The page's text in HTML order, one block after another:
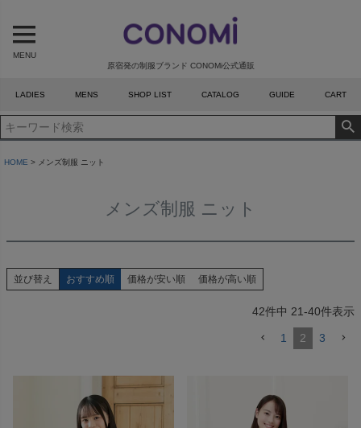
原宿発の制服ブランド CONOMi公式通販
MENU
LADIES MENS SHOP LIST CATALOG GUIDE CART
HOME メンズ制服 ニット
メンズ制服 ニット
並び替え おすすめ順 価格が安い順 価格が高い順
42件中 21-40件表示
1 2 3